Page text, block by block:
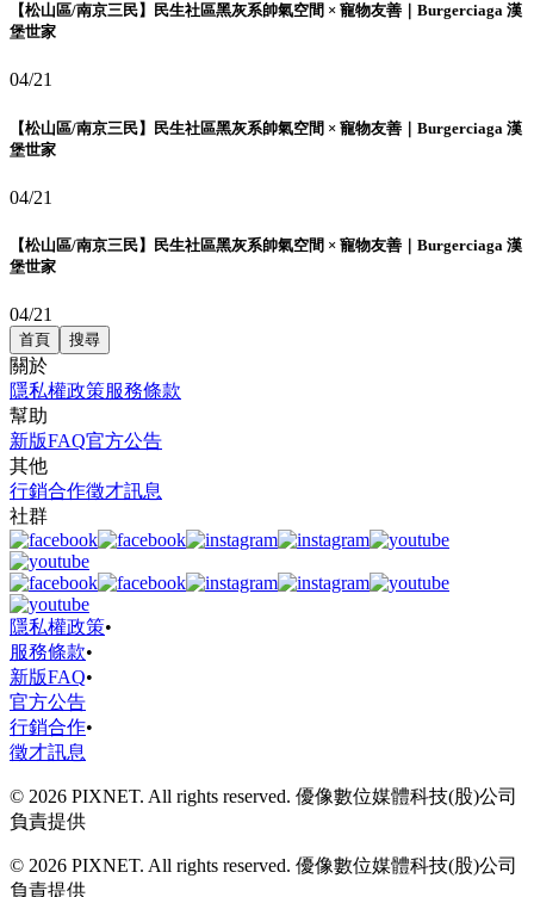
【松山區/南京三民】民生社區黑灰系帥氣空間 × 寵物友善｜Burgerciaga 漢
堡世家
04/21
【松山區/南京三民】民生社區黑灰系帥氣空間 × 寵物友善｜Burgerciaga 漢
堡世家
04/21
【松山區/南京三民】民生社區黑灰系帥氣空間 × 寵物友善｜Burgerciaga 漢
堡世家
04/21
首頁 搜尋
關於
隱私權政策服務條款
幫助
新版FAQ官方公告
其他
行銷合作徵才訊息
社群
隱私權政策•
服務條款•
新版FAQ•
官方公告
行銷合作•
徵才訊息
© 2026 PIXNET. All rights reserved. 優像數位媒體科技(股)公司
負責提供
© 2026 PIXNET. All rights reserved. 優像數位媒體科技(股)公司
負責提供